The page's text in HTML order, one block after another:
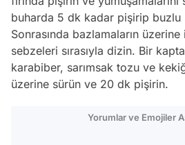
buharda 5 dk kadar pişirip buzlu
Sonrasında bazlamaların
sebzeleri sırasıyla dizin. Bir
karabiber, sarımsak tozu ve
üzerine sürün ve 20 dk pişirin.
Yorumlar ve Emojiler